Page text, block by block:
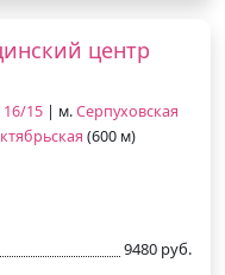
центр
16/15 | м.Серпуховская
(600 м)
9480 руб.